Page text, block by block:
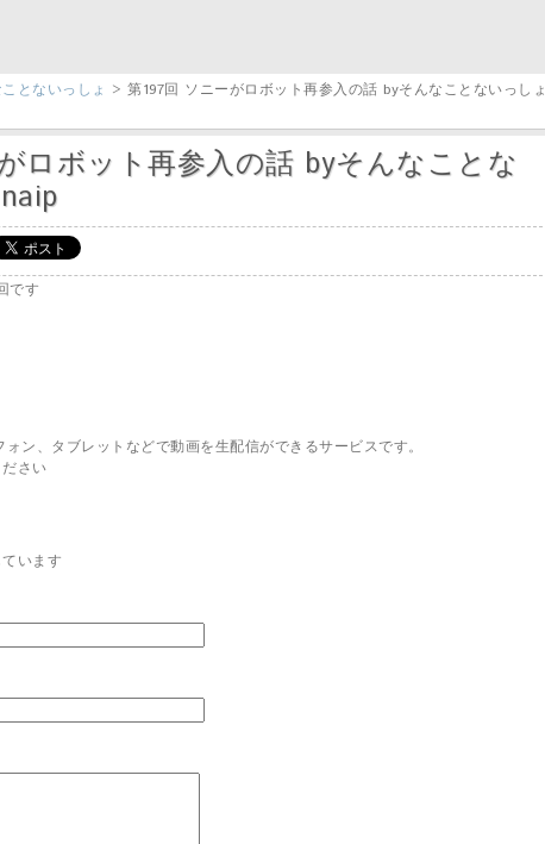
とないっしょ > 第197回 ソニーがロボット再参入の話 byそんなことないっしょ
ロボット再参入の話 byそんなことな
です
ン、タブレットなどで動画を生配信ができるサービスです。
さい
います